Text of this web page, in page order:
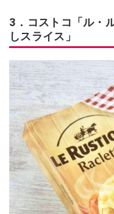
3．コストコ「ル・
しスライス」